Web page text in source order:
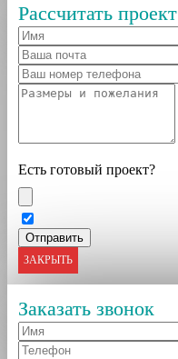
Рассчитать проект
Есть готовый проект?
ЗАКРЫТЬ
Заказать звонок